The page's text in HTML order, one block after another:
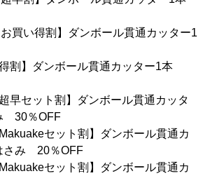
買い得割】ダンボール貫通カッター1
割】ダンボール貫通カッター1本
早セット割】ダンボール貫通カッタ
30％OFF
セット割】ダンボール貫通カ
さみ 20％OFF
セット割】ダンボール貫通カ